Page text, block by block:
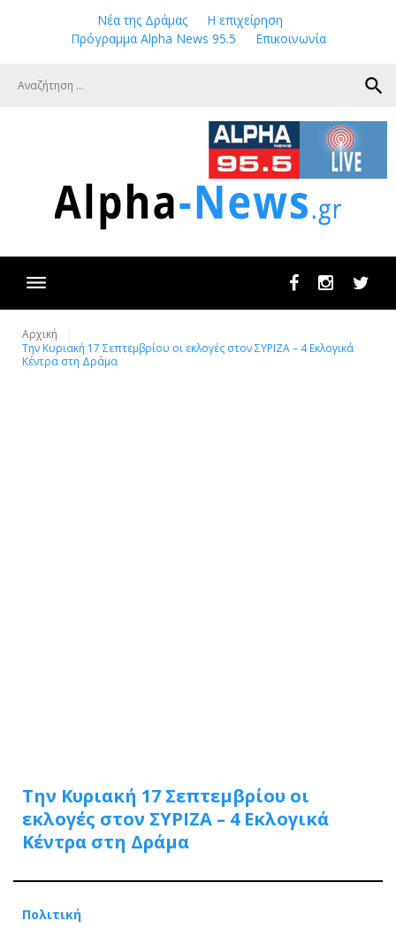
Νέα της Δράμας
Η επιχείρηση
Πρόγραμμα Alpha News 95.5
Επικοινωνία
search
FacebookInstagram
Αρχική
Την Κυριακή 17 Σεπτεμβρίου οι εκλογές στον ΣΥΡΙΖΑ – 4 Εκλογικά
Κέντρα στη Δράμα
Την Κυριακή 17 Σεπτεμβρίου οι
εκλογές στον ΣΥΡΙΖΑ – 4 Εκλογικά
Κέντρα στη Δράμα
Πολιτική